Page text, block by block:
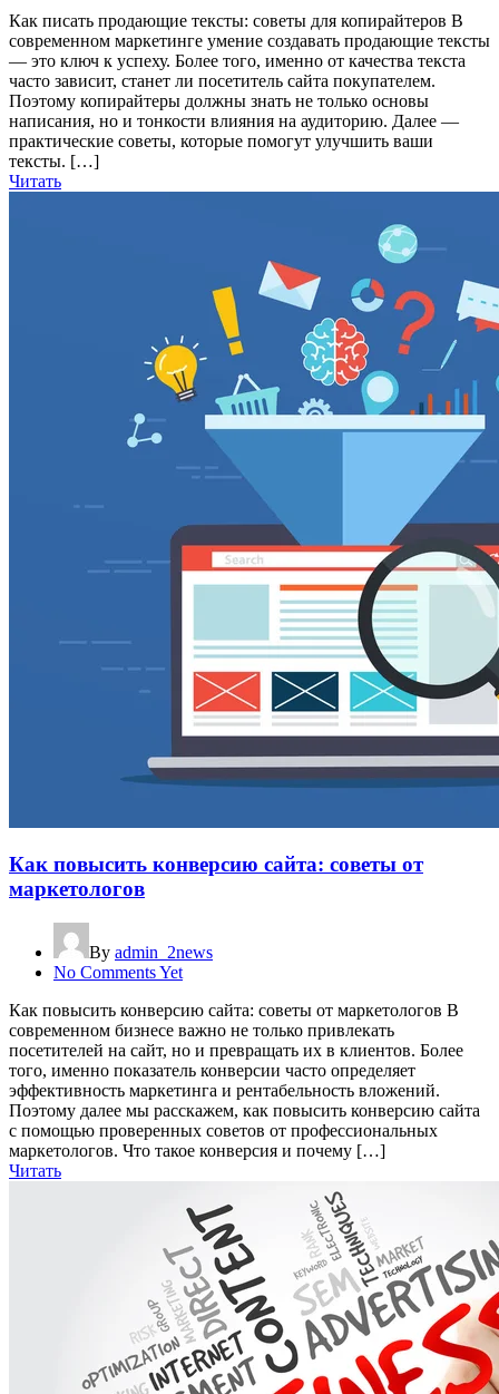
Как писать продающие тексты: советы для копирайтеров В
современном маркетинге умение создавать продающие тексты
— это ключ к успеху. Более того, именно от качества текста
часто зависит, станет ли посетитель сайта покупателем.
Поэтому копирайтеры должны знать не только основы
написания, но и тонкости влияния на аудиторию. Далее —
практические советы, которые помогут улучшить ваши
тексты. […]
Читать
Как повысить конверсию сайта: советы от
маркетологов
By admin_2news
No Comments Yet
Как повысить конверсию сайта: советы от маркетологов В
современном бизнесе важно не только привлекать
посетителей на сайт, но и превращать их в клиентов. Более
того, именно показатель конверсии часто определяет
эффективность маркетинга и рентабельность вложений.
Поэтому далее мы расскажем, как повысить конверсию сайта
с помощью проверенных советов от профессиональных
маркетологов. Что такое конверсия и почему […]
Читать